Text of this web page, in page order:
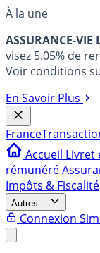
À la une
ASSURANCE-VIE
visez 5.05% de
Voir conditions
En Savoir Plus
France
Accueil Livret
rémunéré
Impôts & Fiscalité
Autres...
Connexion